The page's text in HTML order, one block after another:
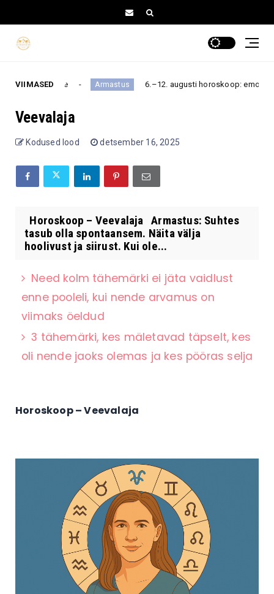
VIIMASED
närvidele Armastus 6.–12. augusti horoskoop:
Veevalaja
Kodused lood detsember 16, 2025
Horoskoop – Veevalaja Armastus: Suhtes
tasub olla spontaansem. Näita välja
hoolivust ja siirust. Kui ole...
Need kolm tähemärki ei jäta vaidlust
enne pooleli, kui nende arvamus on
viimaks öeldud
3 tähemärki, kes mäletavad täpselt, kes
oli nende jaoks olemas ja kes pööras selja
Horoskoop – Veevalaja